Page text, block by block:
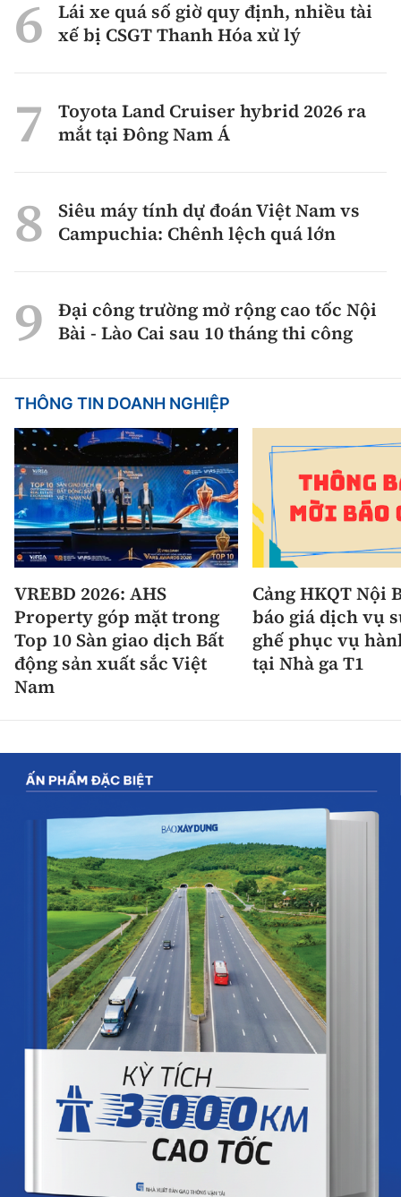
Lái xe quá số giờ quy định, nhiều tài
xế bị CSGT Thanh Hóa xử lý
Toyota Land Cruiser hybrid 2026 ra
mắt tại Đông Nam Á
Siêu máy tính dự đoán Việt Nam vs
Campuchia: Chênh lệch quá lớn
Đại công trường mở rộng cao tốc Nội
Bài - Lào Cai sau 10 tháng thi công
THÔNG TIN DOANH NGHIỆP
VREBD 2026: AHS
Property góp mặt trong
Top 10 Sàn giao dịch Bất
động sản xuất sắc Việt
Nam
Cảng HKQT Nội
báo giá dịch vụ
ghế phục vụ
tại Nhà ga T1